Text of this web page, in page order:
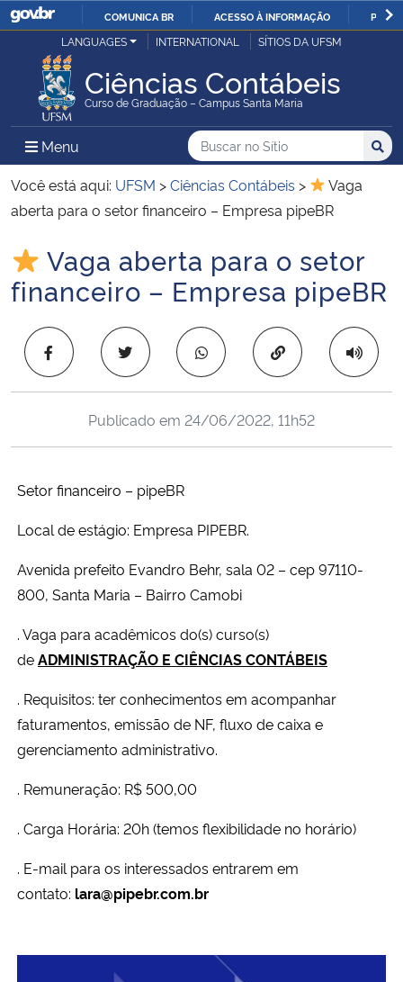
IR
O
COMUNICA BR ACESSO À INFORMAÇÃO
Ministério da Justiça e Segurança Pública
Ministério da Defesa
Ministério das Relações Exteriores
Ministério da Infraestrutura
Ministério da Educação
Ministério da Cidadania
Ministério da Ciência, Tecnologia, Inovações e Comunicações
Ministério do Turismo
Ministério do Desenvolvimento Regional
Controladoria-Geral da União
Ministério da Mulher, da Família e dos Direitos Humanos
Secretaria de Governo
LANGUAGES INTERNATIONAL SÍTIOS DA UFSM
Ciências Contábeis
Curso de Graduação – Campus Santa Maria
Menu Menu Principal do Sítio
Busca
Buscar no no Sítio
Busca:
Você está aqui: UFSM >Ciências Contábeis >
Vaga
aberta para o setor financeiro – Empresa pipeBR
Início do conteúdo
Vaga aberta para o setor
financeiro – Empresa pipeBR
Copiar para área
Publicado em 24/06/2022, 11h52
Setor financeiro – pipeBR
Local de estágio: Empresa PIPEBR.
Avenida prefeito Evandro Behr, sala 02 – cep 97110-
800, Santa Maria – Bairro Camobi
. Vaga para acadêmicos do(s) curso(s)
deADMINISTRAÇÃO E CIÊNCIAS CONTÁBEIS
. Requisitos: ter conhecimentos em acompanhar
faturamentos, emissão de NF, fluxo de caixa e
gerenciamento administrativo.
. Remuneração: R$ 500,00
. Carga Horária: 20h (temos flexibilidade no horário)
. E-mail para os interessados entrarem em
contato: lara@pipebr.com.br